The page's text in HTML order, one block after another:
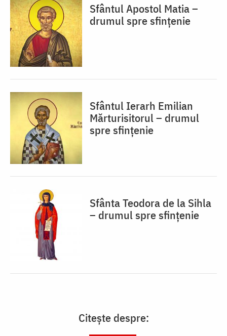
Sfântul Apostol Matia –
drumul spre sfințenie
Sfântul Ierarh Emilian
Mărturisitorul – drumul
spre sfințenie
Sfânta Teodora de la Sihla
– drumul spre sfințenie
Citește despre: